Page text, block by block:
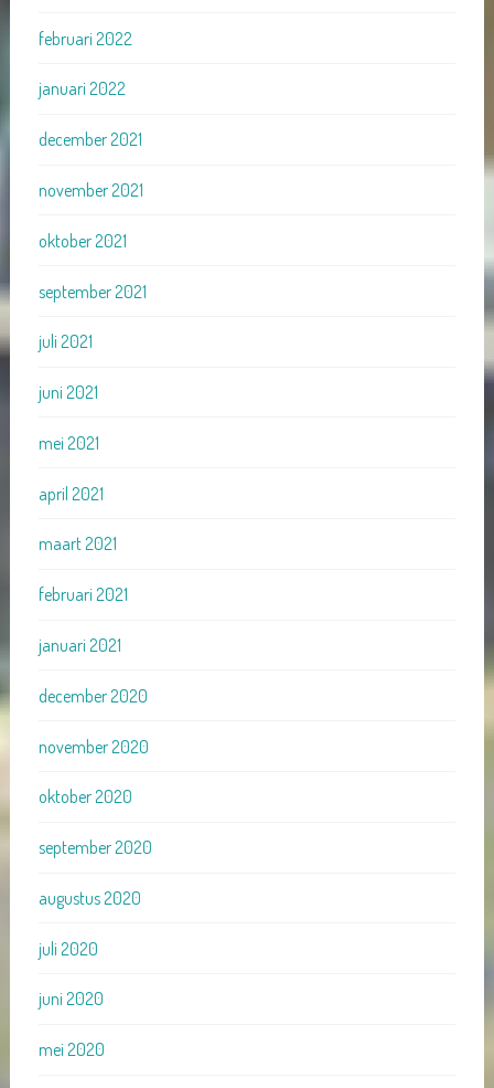
februari 2022
januari 2022
december 2021
november 2021
oktober 2021
september 2021
juli 2021
juni 2021
mei 2021
april 2021
maart 2021
februari 2021
januari 2021
december 2020
november 2020
oktober 2020
september 2020
augustus 2020
juli 2020
juni 2020
mei 2020